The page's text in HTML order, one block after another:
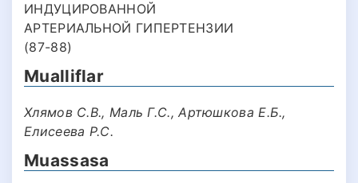
ИНДУЦИРОВАННОЙ
АРТЕРИАЛЬНОЙ ГИПЕРТЕНЗИИ
(87-88)
Mualliflar
Хлямов С.В., Маль Г.С., Артюшкова Е.Б.,
Елисеева Р.С.
Muassasa